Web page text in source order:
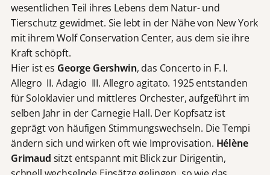
wesentlichen Teil ihres Lebens dem Natur- und
Tierschutz gewidmet. Sie lebt in der Nähe von New York
mit ihrem Wolf Conservation Center, aus dem sie ihre
Kraft schöpft.
Hier ist es George Gershwin, das Concerto in F. I.
Allegro II. Adagio III. Allegro agitato. 1925 entstanden
für Soloklavier und mittleres Orchester, aufgeführt im
selben Jahr in der Carnegie Hall. Der Kopfsatz ist
geprägt von häufigen Stimmungswechseln. Die Tempi
ändern sich und wirken oft wie Improvisation. Hélène
Grimaud sitzt entspannt mit Blick zur Dirigentin,